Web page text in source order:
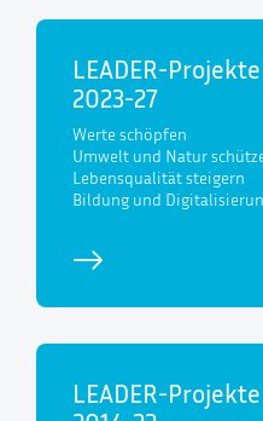
LEADER-Projekte
2023-27
Werte schöpfen
Umwelt und Natur
Lebensqualität steigern
Bildung und
LEADER-Projekte